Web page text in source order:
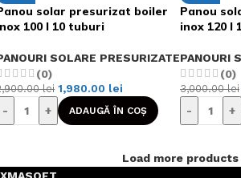
solar presurizat boiler
100 l 10 tuburi
SOLARE PRESURIZATE
(0)
lei 1,980.00 lei
- + ADAUGĂ ÎN COȘ
Panou
inox 120 l
PANOURI
(0)
3,000.00lei
- +
Load more products